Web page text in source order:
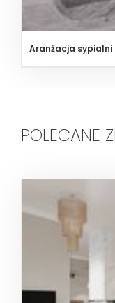
Aranżacja sypialni
POLECANE